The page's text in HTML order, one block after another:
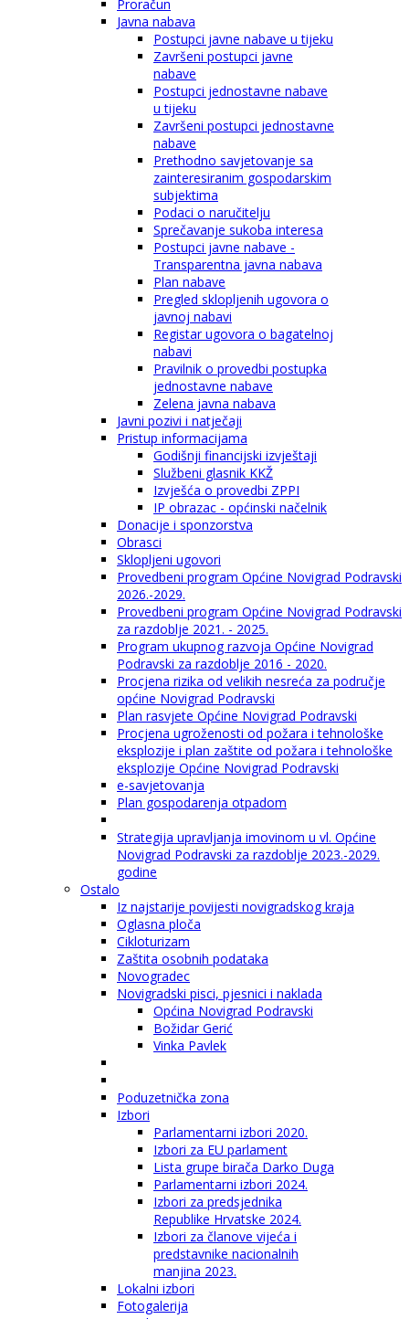
Proračun
Javna nabava
Postupci javne nabave u tijeku
Završeni postupci javne
nabave
Postupci jednostavne nabave
u tijeku
Završeni postupci jednostavne
nabave
Prethodno savjetovanje sa
zainteresiranim gospodarskim
subjektima
Podaci o naručitelju
Sprečavanje sukoba interesa
Postupci javne nabave -
Transparentna javna nabava
Plan nabave
Pregled sklopljenih ugovora o
javnoj nabavi
Registar ugovora o bagatelnoj
nabavi
Pravilnik o provedbi postupka
jednostavne nabave
Zelena javna nabava
Javni pozivi i natječaji
Pristup informacijama
Godišnji financijski izvještaji
Službeni glasnik KKŽ
Izvješća o provedbi ZPPI
IP obrazac - općinski načelnik
Donacije i sponzorstva
Obrasci
Sklopljeni ugovori
Provedbeni program Općine Novigrad Podravski
2026.-2029.
Provedbeni program Općine Novigrad Podravski
za razdoblje 2021. - 2025.
Program ukupnog razvoja Općine Novigrad
Podravski za razdoblje 2016 - 2020.
Procjena rizika od velikih nesreća za područje
općine Novigrad Podravski
Plan rasvjete Općine Novigrad Podravski
Procjena ugroženosti od požara i tehnološke
eksplozije i plan zaštite od požara i tehnološke
eksplozije Općine Novigrad Podravski
e-savjetovanja
Plan gospodarenja otpadom
Strategija upravljanja imovinom u vl. Općine
Novigrad Podravski za razdoblje 2023.-2029.
godine
Ostalo
Iz najstarije povijesti novigradskog kraja
Oglasna ploča
Cikloturizam
Zaštita osobnih podataka
Novogradec
Novigradski pisci, pjesnici i naklada
Općina Novigrad Podravski
Božidar Gerić
Vinka Pavlek
Poduzetnička zona
Izbori
Parlamentarni izbori 2020.
Izbori za EU parlament
Lista grupe birača Darko Duga
Parlamentarni izbori 2024.
Izbori za predsjednika
Republike Hrvatske 2024.
Izbori za članove vijeća i
predstavnike nacionalnih
manjina 2023.
Lokalni izbori
Fotogalerija